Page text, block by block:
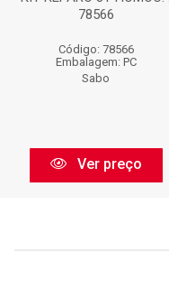
78566
Código: 78566
Embalagem: PC
Sabo
Ver preço